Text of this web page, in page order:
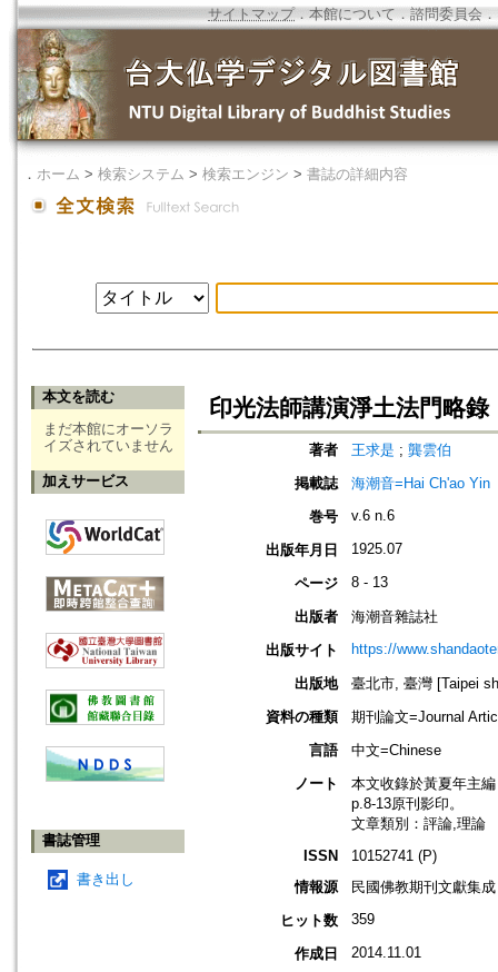
サイトマップ．本館について ． 諮問委員会 ．
． ホーム > 検索システム > 検索エンジン > 書誌の詳細内容
本文を読む
まだ本館にオーソラ
イズされていません
加えサービス
書誌管理
書き出し
印光法師講演淨土法門略錄
著者 王求是 ; 龔雲伯
掲載誌
海潮音=Hai Ch'ao Yin
巻号
v.6 n.6
出版年月日 1925.07
ページ 8 - 13
出版者
海潮音雜誌社
出版サイト
https://
出版地
臺北市, 臺灣 [Taipei
資料の種類
期刊論文=Journal
言語
中文=Chinese
ノート
本文收錄於黃夏年主
p.8-13原刊影印。
文章類別：評論,理論
ISSN
10152741 (P)
情報源
民國佛教期刊文獻集
ヒット数
359
作成日 2014.11.01